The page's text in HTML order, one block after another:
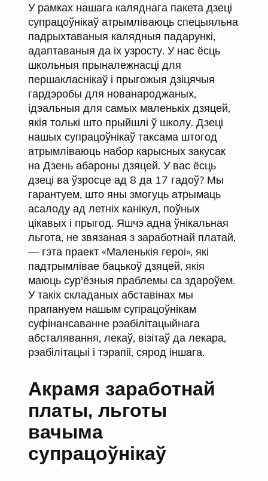
У рамках нашага каляднага пакета дзеці
супрацоўнікаў атрымліваюць спецыяльна
падрыхтаваныя калядныя падарункі,
адаптаваныя да іх узросту. У нас ёсць
школьныя прыналежнасці для
першакласнікаў і прыгожыя дзіцячыя
гардэробы для нованароджаных,
ідэальныя для самых маленькіх дзяцей,
якія толькі што прыйшлі ў школу. Дзеці
нашых супрацоўнікаў таксама штогод
атрымліваюць набор карысных закусак
на Дзень абароны дзяцей. У вас ёсць
дзеці ва ўзросце ад 8 да 17 гадоў? Мы
гарантуем, што яны змогуць атрымаць
асалоду ад летніх канікул, поўных
цікавых і прыгод. Яшчэ адна ўнікальная
льгота, не звязаная з заработнай платай,
— гэта праект «Маленькія героі», які
падтрымлівае бацькоў дзяцей, якія
маюць сур'ёзныя праблемы са здароўем.
У такіх складаных абставінах мы
прапануем нашым супрацоўнікам
суфінансаванне рэабілітацыйнага
абсталявання, лекаў, візітаў да лекара,
рэабілітацыі і тэрапіі, сярод іншага.
Акрамя заработнай
платы, льготы
вачыма
супрацоўнікаў